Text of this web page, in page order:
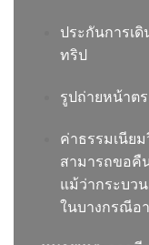
ประกันการเ
ทริป
รูปถ่ายหน้าต
ค่าธรรมเนีย
สามารถขอคื
แม้ว่ากระบว
ในบางกรณีอ